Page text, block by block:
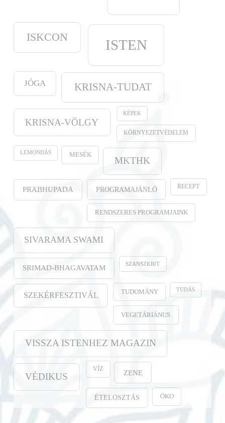
ISKCON ISTEN
JÓGA KRISNA-TUDAT
KRISNA-VÖLGY
KÉPEK
KÖRNYEZETVÉDELEM
LEMONDÁS MESÉK
MKTHK
PRABHUPADA PROGRAMAJÁNLÓ RECEPT
RENDSZERES PROGRAMJAINK
SIVARAMA SWAMI
SRIMAD-BHAGAVATAM SZANSZKRIT
SZEKÉRFESZTIVÁL TUDOMÁNY TUDÁS
VEGETÁRIÁNUS
VISSZA ISTENHEZ MAGAZIN
VÉDIKUS
VÍZ ZENE
ÉTELOSZTÁS ÖKO